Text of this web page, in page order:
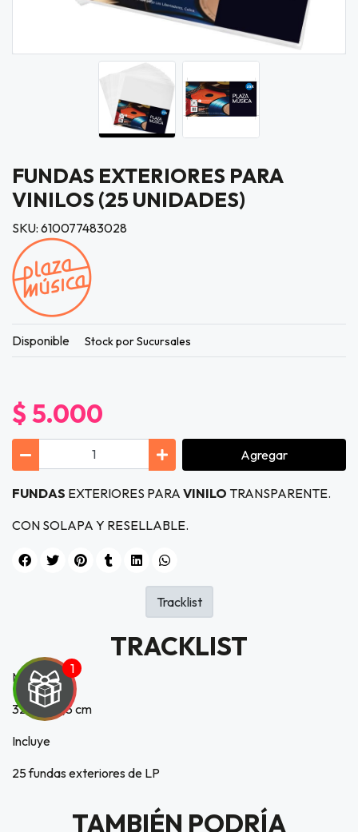
FUNDAS EXTERIORES PARA
VINILOS (25 UNIDADES)
SKU: 610077483028
Disponible Stock por Sucursales
$ 5.000
Agregar
FUNDAS EXTERIORES PARA VINILO TRANSPARENTE.
CON SOLAPA Y RESELLABLE.
TRACKLIST
Medidas
32,5 x 32,5 cm
Incluye
25 fundas exteriores de LP
Tracklist
TAMBIÉN PODRÍA